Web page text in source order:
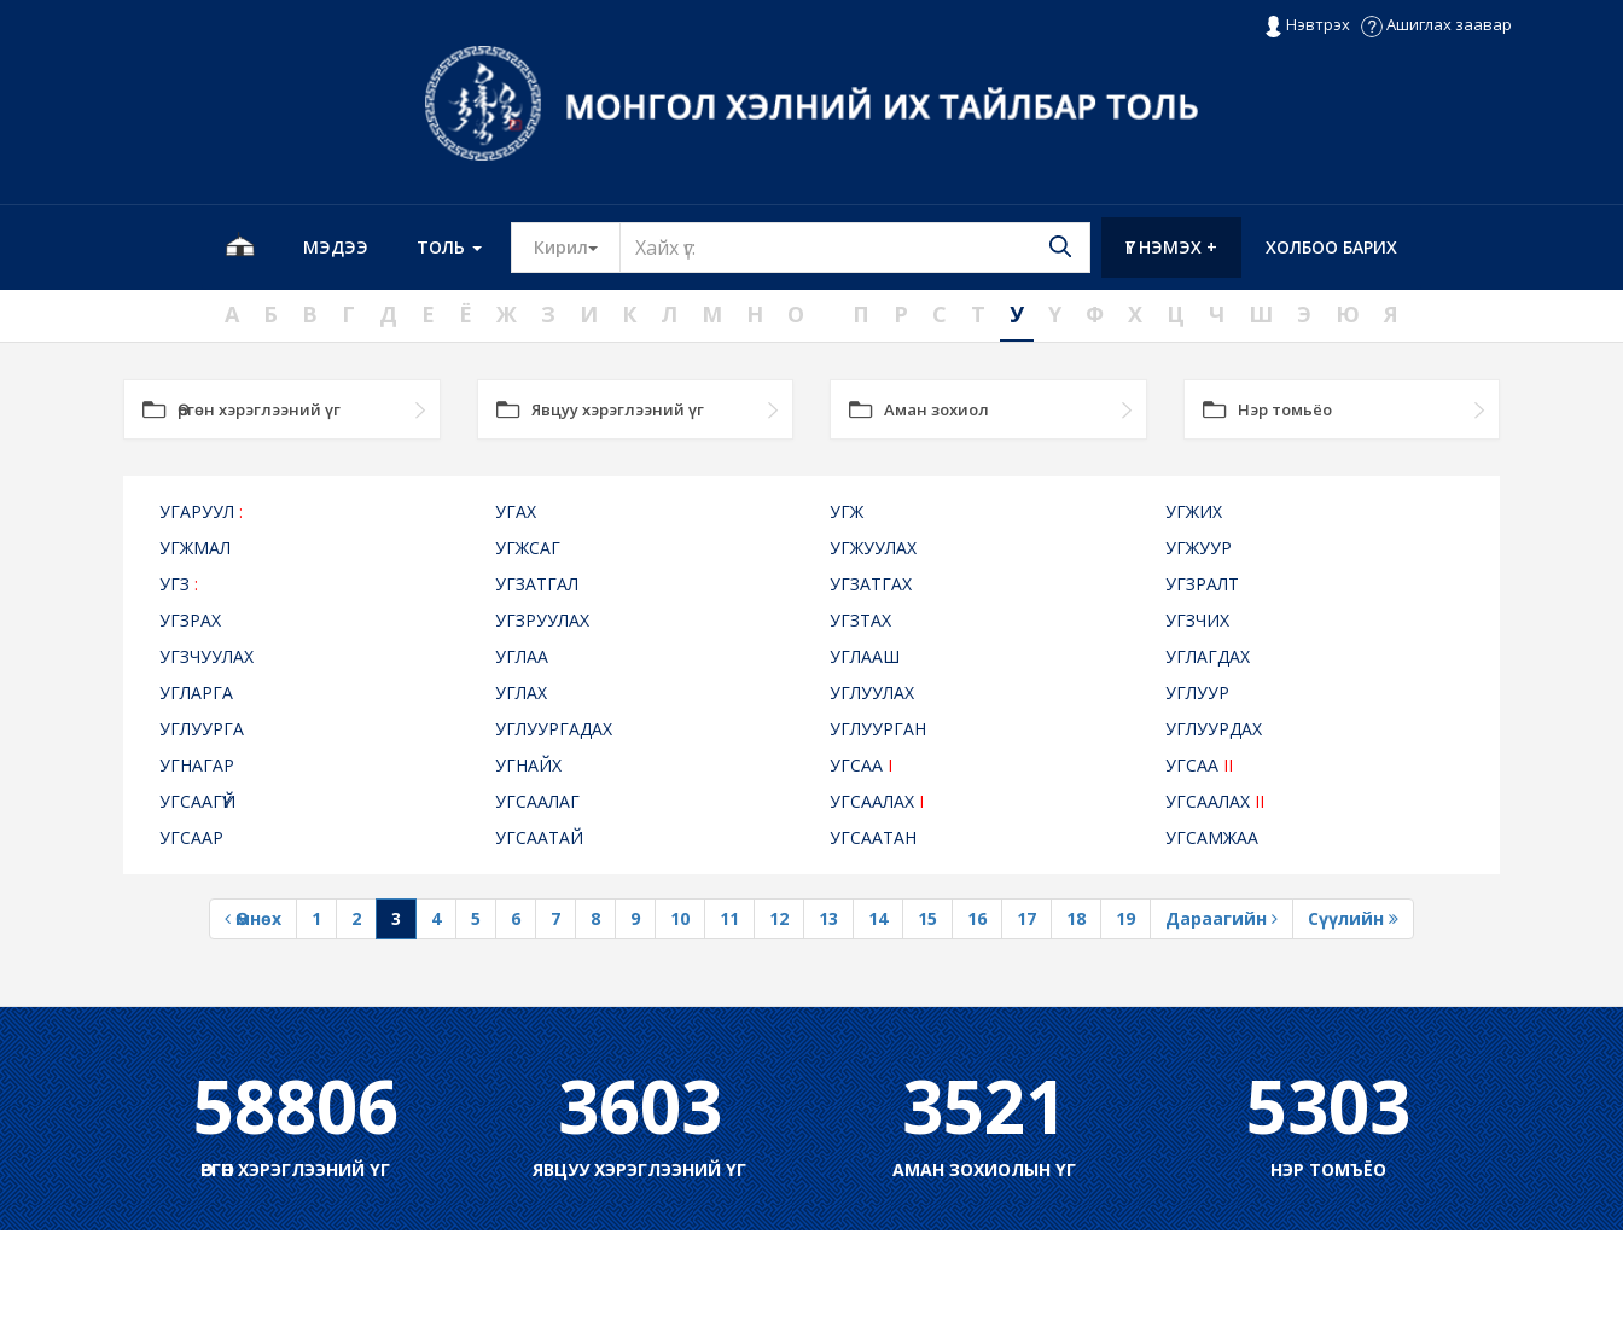
Нэвтрэх Ашиглах заавар
МЭДЭЭ ТОЛЬ Кирил Toggle Dropdown ХОЛБОО БАРИХ
ҮГ НЭМЭХ +
А Б В Г Д Е Ё Ж З И К Л М Н О П Р С Т У Ү Ф Х Ц Ч Ш Э Ю Я
Өргөн хэрэглээний үг Явцуу хэрэглээний үг Аман зохиол Нэр томьёо
УГАРУУЛ : УГАХ УГЖ
УГЖИХ
УГЖМАЛ
УГЖСАГ УГЖУУЛАХ
УГЖУУР
УГЗ : УГЗАТГАЛ УГЗАТГАХ
УГЗРАЛТ
УГЗРАХ
УГЗРУУЛАХ УГЗТАХ
УГЗЧИХ
УГЗЧУУЛАХ
УГЛАА УГЛААШ
УГЛАГДАХ
УГЛАРГА
УГЛАХ УГЛУУЛАХ
УГЛУУР
УГЛУУРГА
УГЛУУРГАДАХ УГЛУУРГАН
УГЛУУРДАХ
УГНАГАР
УГНАЙХ УГСАА I УГСАА II
УГСААГҮЙ
УГСААЛАГ УГСААЛАХ I УГСААЛАХ II
УГСААР
УГСААТАЙ УГСААТАН УГСАМЖАА
Өмнөх 1 2 3 4 5 6 7 8 9 10 11 12 13 14 15 16 17 18 19 Дараагийн Сүүлийн
58806
ӨРГӨН ХЭРЭГЛЭЭНИЙ ҮГ
3603
ЯВЦУУ ХЭРЭГЛЭЭНИЙ ҮГ
3521
АМАН ЗОХИОЛЫН ҮГ
5303
НЭР ТОМЪЁО